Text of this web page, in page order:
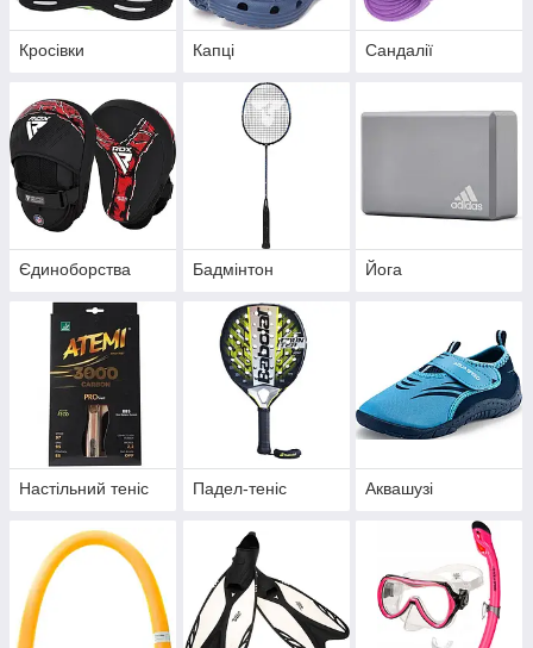
Кросівки Капці Сандалії
Єдиноборства Бадмінтон Йога
Настільний теніс Падел-теніс Аквашузі